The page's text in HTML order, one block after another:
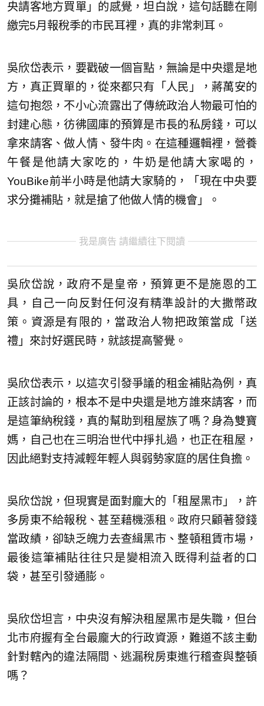
央請客地方買單」的感覺，坦白說，這句話聽在剛
繳完5月報稅季的市民耳裡，真的非常刺耳。
吳欣岱表示，要戳破一個盲點，無論是中央還是地
方，真正買單的，從來都只有「人民」，蔣萬安的
這句抱怨，不小心流露出了傳統政治人物最可怕的
封建心態，彷彿國庫的預算是市長的私房錢，可以
拿來請客、做人情、發牛肉。在這種邏輯裡，營養
午餐是他請大家吃的，牛奶是他請大家喝的，
YouBike前半小時是他請大家騎的，「現在中央要
求分攤補貼，就是搶了他做人情的機會」。
我是廣告 請繼續往下閱讀
吳欣岱說，政府不是皇帝，預算更不是施恩的工
具，自己一向反對任何沒有精準設計的大撒幣政
策。資源是有限的，當政治人物把政策當成「送
禮」來討好選民時，就該提高警覺。
吳欣岱表示，以這次引發爭議的租金補貼為例，真
正該討論的，根本不是中央還是地方誰來請客，而
是這筆納稅錢，真的幫助到租屋族了嗎？身為雙寶
媽，自己也在三明治世代中掙扎過，也正在租屋，
因此絕對支持減輕年輕人與弱勢家庭的居住負擔。
吳欣岱說，但現實是面對龐大的「租屋黑市」，許
多房東不給報稅、甚至藉機漲租。政府只顧著發錢
當政績，卻缺乏魄力去查緝黑市、整頓租賃市場，
最後這筆補貼往往只是變相流入既得利益者的口
袋，甚至引發通膨。
吳欣岱坦言，中央沒有解決租屋黑市是失職，但台
北市府握有全台最龐大的行政資源，難道不該主動
針對轄內的違法隔間、逃漏稅房東進行稽查與整頓
嗎？